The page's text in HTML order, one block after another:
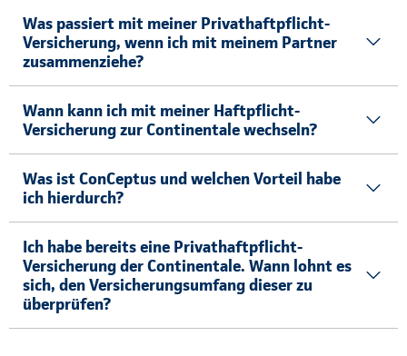
Was passiert mit meiner Privathaftpflicht-
Versicherung, wenn ich mit meinem Partner
zusammenziehe?
Wann kann ich mit meiner Haftpflicht-
Versicherung zur Continentale wechseln?
Was ist ConCeptus und welchen Vorteil habe
ich hierdurch?
Ich habe bereits eine Privathaftpflicht-
Versicherung der Continentale. Wann lohnt es
sich, den Versicherungsumfang dieser zu
überprüfen?